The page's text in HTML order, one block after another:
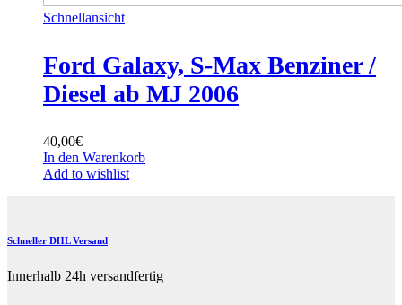
Schnellansicht
Ford Galaxy, S-Max Benziner /
Diesel ab MJ 2006
40,00€
In den Warenkorb
Add to wishlist
Schneller DHL Versand
Innerhalb 24h versandfertig